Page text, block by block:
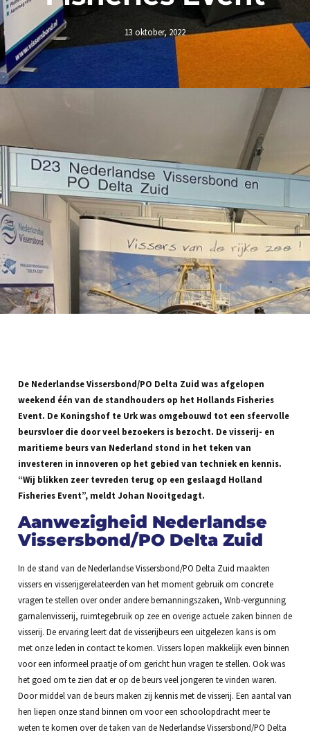
13 oktober, 2022
De Nederlandse Vissersbond/PO Delta Zuid was afgelopen
weekend één van de standhouders op het Hollands Fisheries
Event. De Koningshof te Urk was omgebouwd tot een sfeervolle
beursvloer die door veel bezoekers is bezocht. De visserij- en
maritieme beurs van Nederland stond in het teken van
investeren in innoveren op het gebied van techniek en kennis.
“Wij blikken zeer tevreden terug op een geslaagd Holland
Fisheries Event”, meldt Johan Nooitgedagt.
Aanwezigheid Nederlandse
Vissersbond/PO Delta Zuid
In de stand van de Nederlandse Vissersbond/PO Delta Zuid maakten
vissers en visserijgerelateerden van het moment gebruik om concrete
vragen te stellen over onder andere bemanningszaken, Wnb-vergunning
garnalenvisserij, ruimtegebruik op zee en overige actuele zaken binnen de
visserij. De ervaring leert dat de visserijbeurs een uitgelezen kans is om
met onze leden in contact te komen. Vissers lopen makkelijk even binnen
voor een informeel praatje of om gericht hun vragen te stellen. Ook was
het goed om te zien dat er op de beurs veel jongeren te vinden waren.
Door middel van de beurs maken zij kennis met de visserij. Een aantal van
hen liepen onze stand binnen om voor een schoolopdracht meer te
weten te komen over de taken van de Nederlandse Vissersbond/PO Delta